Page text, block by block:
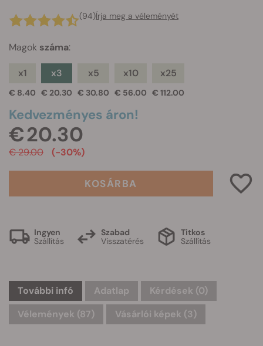
(94)Írja meg a véleményét
Magok száma:
x1
€ 8.40
x3
€ 20.30
x5
€ 30.80
x10
€ 56.00
x25
€ 112.00
Kedvezményes áron!
€ 20.30
€ 29.00 (-30%)
KOSÁRBA
Ingyen
Szállítás
Szabad
Visszatérés
Titkos
Szállítás
További infó Adatlap Kérdések (0)
Vélemények (87)
Vásárlói képek (3)